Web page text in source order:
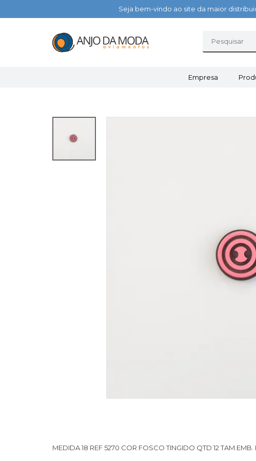
Seja bem-vindo ao site da maior
Empresa
MEDIDA 18 REF 5270 COR FOSCO TINGIDO QTD 12 TAM.EMB.